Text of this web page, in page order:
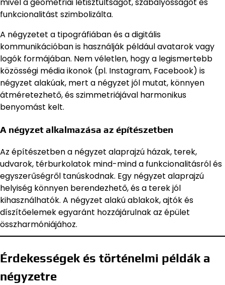
funkcionalitást szimbolizálta.
A négyzetet a tipográfiában és a digitális
kommunikációban is használják például avatarok vagy
logók formájában. Nem véletlen, hogy a legismertebb
közösségi média ikonok (pl. Instagram, Facebook) is
négyzet alakúak, mert a négyzet jól mutat, könnyen
átméretezhető, és szimmetriájával harmonikus
benyomást kelt.
A négyzet alkalmazása az építészetben
Az építészetben a négyzet alaprajzú házak, terek,
udvarok, térburkolatok mind-mind a funkcionalitásról és
egyszerűségről tanúskodnak. Egy négyzet alaprajzú
helyiség könnyen berendezhető, és a terek jól
kihasználhatók. A négyzet alakú ablakok, ajtók és
díszítőelemek egyaránt hozzájárulnak az épület
összharmóniájához.
Érdekességek és történelmi példák a
négyzetre